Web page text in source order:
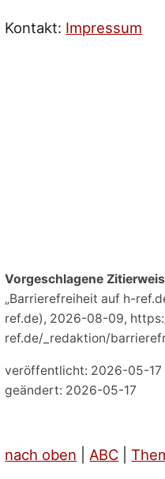
Kontakt: Impressum
Vorgeschlagene
„Barrierefreiheit auf h-
ref.de), 2026-08-09,
ref.de/_redaktion/
veröffentlicht: 2026-05-17
geändert: 2026-05-17
nach oben ABC |